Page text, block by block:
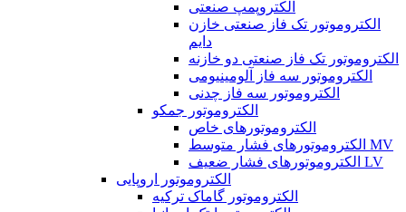
الکتروپمپ صنعتی
الکتروموتور تک فاز صنعتی خازن
دایم
الکتروموتور تک فاز صنعتی دو خازنه
الکتروموتور سه فاز آلومینیومی
الکتروموتور سه فاز چدنی
الکتروموتور جمکو
الکتروموتورهای خاص
الکتروموتورهای فشار متوسط MV
الکتروموتورهای فشار ضعیف LV
الکتروموتور اروپایی
الکتروموتور گاماک ترکیه